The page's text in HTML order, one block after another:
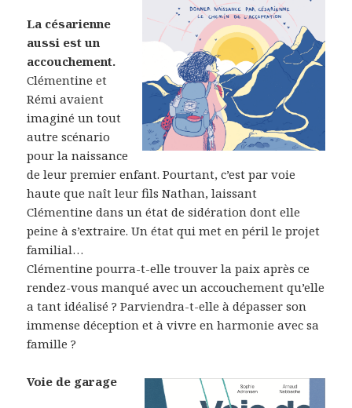
La césarienne
aussi est un
accouchement.
Clémentine et
Rémi avaient
imaginé un tout
autre scénario
pour la naissance
de leur premier enfant. Pourtant, c’est par voie
haute que naît leur fils Nathan, laissant
Clémentine dans un état de sidération dont elle
peine à s’extraire. Un état qui met en péril le projet
familial…
Clémentine pourra-t-elle trouver la paix après ce
rendez-vous manqué avec un accouchement qu’elle
a tant idéalisé ? Parviendra-t-elle à dépasser son
immense déception et à vivre en harmonie avec sa
famille ?
Voie de garage